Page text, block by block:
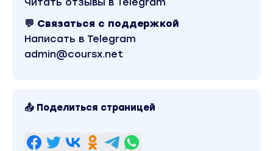
Трансформационный путь клиента. Что
можно сделать, даже если колпак пока
2-3 декабря 2025
Открытого поля / Ирина Степанова - Под
колпаком. Травма невидимости. Меня не
💬 Связаться с поддержкой
Написать в Telegram
admin@coursx.net
📤 Поделиться страницей